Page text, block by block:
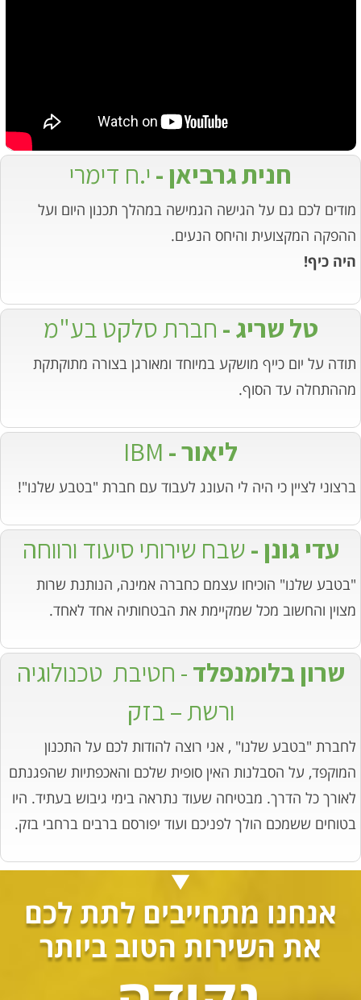
מודים לכם גם על הגישה הגמישה במהלך תכנון היום ועל
ההפקה המקצועית והיחס הנעים.
היה כיף!
חנית גרביאן -י.ח דימרי
תודה על יום כייף מושקע במיוחד ומאורגן בצורה מתוקתקת
מההתחלה עד הסוף.
טל שריג - חברת סלקט בע"מ
ברצוני לציין כי היה לי העונג לעבוד עם חברת "בטבע שלנו"!
ליאור - IBM
"בטבע שלנו" הוכיחו עצמם כחברה אמינה, הנותנת שרות
מצוין והחשוב מכל שמקיימת את הבטחותיה אחד לאחד.
עדי גונן -שבח שירותי סיעוד ורווחה
לחברת "בטבע שלנו" , אני רוצה להודות לכם על התכנון
המוקפד, על הסבלנות האין סופית שלכם והאכפתיות שהפגנתם
לאורך כל הדרך. מבטיחה שעוד נתראה בימי גיבוש בעתיד. היו
בטוחים ששמכם הולך לפניכם ועוד יפורסם ברבים ברחבי בזק.
שרון בלומנפלד- חטיבת טכנולוגיה
ורשת – בזק
אנחנו מתחייבים לתת לכם
את השירות הטובביותר